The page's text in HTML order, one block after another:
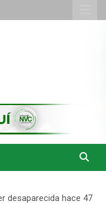
desaparecida hace 47